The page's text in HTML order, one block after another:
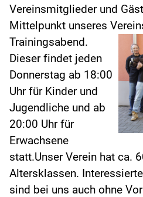
Vereinsmitglieder und
Mittelpunkt unseres
Trainingsabend.
Dieser findet jeden
Donnerstag ab 18:00
Uhr für Kinder und
Jugendliche und ab
20:00 Uhr für
Erwachsene
statt.Unser Verein hat ca.
Altersklassen.
sind bei uns auch ohne